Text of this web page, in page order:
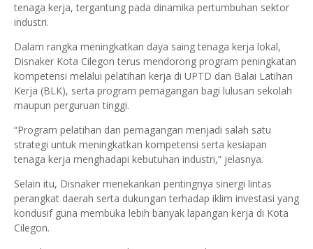
tenaga kerja, tergantung pada dinamika pertumbuhan sektor
industri.
Dalam rangka meningkatkan daya saing tenaga kerja lokal,
Disnaker Kota Cilegon terus mendorong program peningkatan
kompetensi melalui pelatihan kerja di UPTD dan Balai Latihan
Kerja (BLK), serta program pemagangan bagi lulusan sekolah
maupun perguruan tinggi.
“Program pelatihan dan pemagangan menjadi salah satu
strategi untuk meningkatkan kompetensi serta kesiapan
tenaga kerja menghadapi kebutuhan industri,” jelasnya.
Selain itu, Disnaker menekankan pentingnya sinergi lintas
perangkat daerah serta dukungan terhadap iklim investasi yang
kondusif guna membuka lebih banyak lapangan kerja di Kota
Cilegon.